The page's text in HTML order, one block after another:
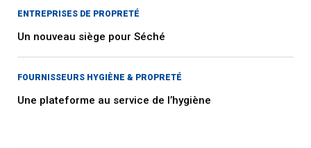
ENTREPRISES DE PROPRETÉ
Un nouveau siège pour Séché
FOURNISSEURS HYGIÈNE & PROPRETÉ
Une plateforme au service de l’hygiène